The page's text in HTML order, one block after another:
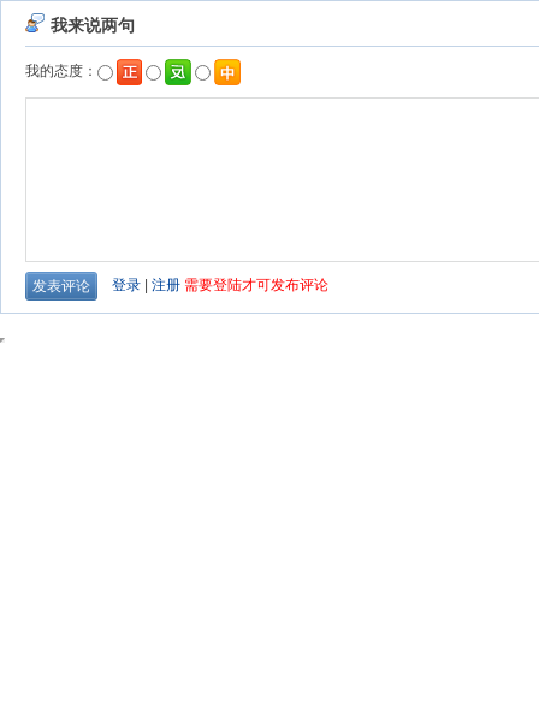
我来说两句
我的态度：
登录 注册 需要登陆才可发布评论